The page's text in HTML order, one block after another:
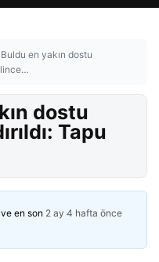
en yakın dostu
dostu
Tapu
en son 2 ay 4 hafta önce